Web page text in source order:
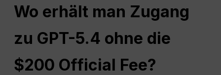
Wo erhält man Zugang
zu GPT-5.4 ohne die
$200 Official Fee?